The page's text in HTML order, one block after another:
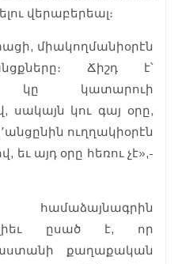
վերաբերեալ։
միակողմանիօրէն
Ճիշդ է՝
կը կատարուի
կու գայ օրը,
ուղղակիօրէն
այդ օրը հեռու չէ»,-
ըսած է, որ
քաղաքական